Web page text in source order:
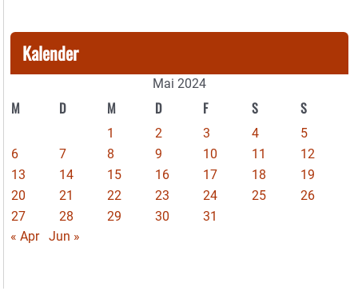
Kalender
Mai 2024
M D M D F S S
1 2 3 4
5
6
7 8 9 10 11
12
13
14 15 16 17 18
19
20
21 22 23 24 25
26
27
28 29 30
31
« Apr
Jun »